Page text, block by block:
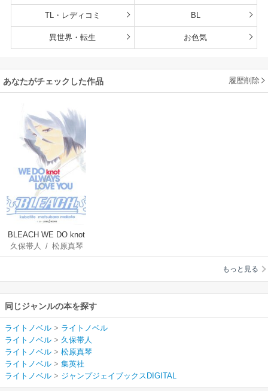
TL・レディコミ BL
異世界・転生 お色気
あなたがチェックした作品 履歴削除
BLEACH WE DO knot
ALWAYS LOVE YOU
久保帯人 / 松原真琴
もっと見る
同じジャンルの本を探す
ライトノベル > ライトノベル
ライトノベル > 久保帯人
ライトノベル > 松原真琴
ライトノベル > 集英社
ライトノベル > ジャンプジェイブックスDIGITAL